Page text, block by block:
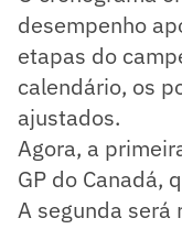
desempenho
etapas do
calendário, os
ajustados.
Agora, a
GP do Canadá,
A segunda será